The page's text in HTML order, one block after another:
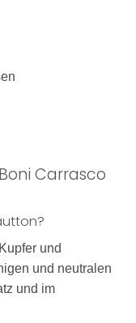
Carrasco
und
und neutralen
und im